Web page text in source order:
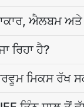
ਐਲਬਮ
ਰਿਹਾ ਹੈ?
ਮਿਕਸ ਰੱਖ